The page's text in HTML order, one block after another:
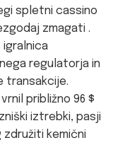
spletni cassino
zmagati .
igralnica
regulatorja in
transakcije.
približno 96 $
iztrebki, pasji
združiti kemični